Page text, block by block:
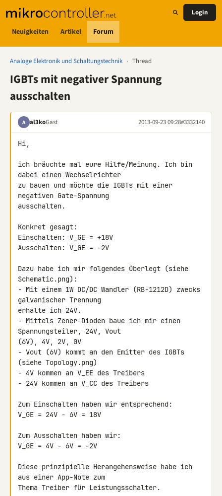
Neuigkeiten Artikel Forum
Login
Analoge Elektronik und Schaltungstechnik › Thread
IGBTs mit negativer Spannung
ausschalten
A al3koGast 2013-09-23 09:28#3332140
Hi,
ich bräuchte mal eure Hilfe/Meinung. Ich bin
dabei einen Wechselrichter
zu bauen und möchte die IGBTs mit einer
negativen Gate-Spannung
ausschalten.
Konkret gesagt:
Einschalten: V_GE = +18V
Ausschalten: V_GE = -2V
Dazu habe ich mir folgendes überlegt (siehe
Schematic.png):
- Mit einem 1W DC/DC Wandler (RB-1212D) zwecks
galvanischer Trennung
erhalte ich 24V.
- Mittels Zener-Dioden baue ich mir einen
Spannungsteiler, 24V, Vout
(6V), 4V, 2V, 0V
- Vout (6V) kommt an den Emitter des IGBTs
(siehe Topology.png)
- 4V kommen an V_EE des Treibers
- 24V kommen an V_CC des Treibers
Zum Einschalten haben wir entsprechend:
V_GE = 24V - 6V = 18V
Zum Ausschalten haben wir:
V_GE = 4V - 6V = -2V
Diese prinzipielle Herangehensweise habe ich
aus einer App-Note zum
Thema Treiber für Leistungsschalter.